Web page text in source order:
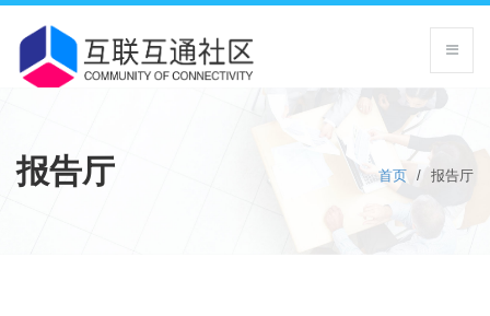
报告厅 首页 / 报告厅